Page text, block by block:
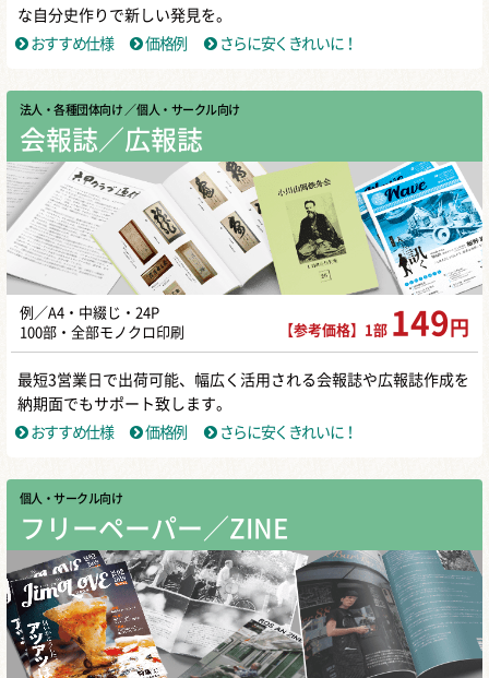
な自分史作りで新しい発見を。
おすすめ仕様
価格例 さらに安くきれいに！
法人・各種団体向け ／ 個人・サークル向け
会報誌／広報誌
例／A4・中綴じ・24P
100部・全部モノクロ印刷
【参考価格】1部 149 円
最短3営業日で出荷可能、幅広く活用される会報誌や広報誌作成を
納期面でもサポート致します。
おすすめ仕様
価格例 さらに安くきれいに！
個人・サークル向け
フリーペーパー／ZINE